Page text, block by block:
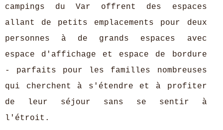
campings du Var offrent des espaces
allant de petits emplacements pour deux
personnes à de grands espaces avec
espace d'affichage et espace de bordure
- parfaits pour les familles nombreuses
qui cherchent à s'étendre et à profiter
de leur séjour sans se sentir à
l'étroit.